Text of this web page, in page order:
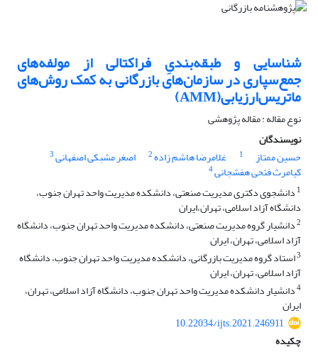
شناسایی و طبقه‌بندیِ فراکتالی از مولفه‌های
جمع‌سپاری در سازمان‌های بازرگانی به کمک روش‌های
ماتریس‌ارزیابی(AMM)
نوع مقاله : مقاله پژوهشی
نویسندگان
حسین ممتاز
1 غلامرضا هاشم زاده2 اصغر مشبکی اصفهانی3
کیامرث فتحی هفشجانی4
1 دانشجوی دکتری مدیریت صنعتی، دانشکده مدیریت واحد تهران جنوب،
دانشگاه آزاد اسلامی، تهران،‌ایران
2دانشیار گروه مدیریت صنعتی، دانشکده مدیریت واحد تهران جنوب، دانشگاه
آزاد اسلامی، تهران، ایران
3استاد گروه مدیریت بازرگانی، دانشکده مدیریت واحد تهران جنوب، دانشگاه
آزاد اسلامی، تهران، ایران
4دانشیار دانشکده مدیریت واحد تهران جنوب، دانشگاه آزاد اسلامی، تهران،
ایران
10.22034/ijts.2021.246911
چکیده